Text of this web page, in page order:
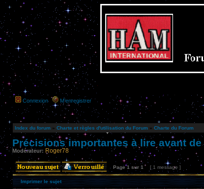
Connexion M’enregistrer
Index du forum » Charte et règles d'utilisation du Forum » Charte du Forum
Précisions importantes à lire avant de
Modérateur: Roger78
Page1 sur 1 [ 1 message ]
Imprimer le sujet